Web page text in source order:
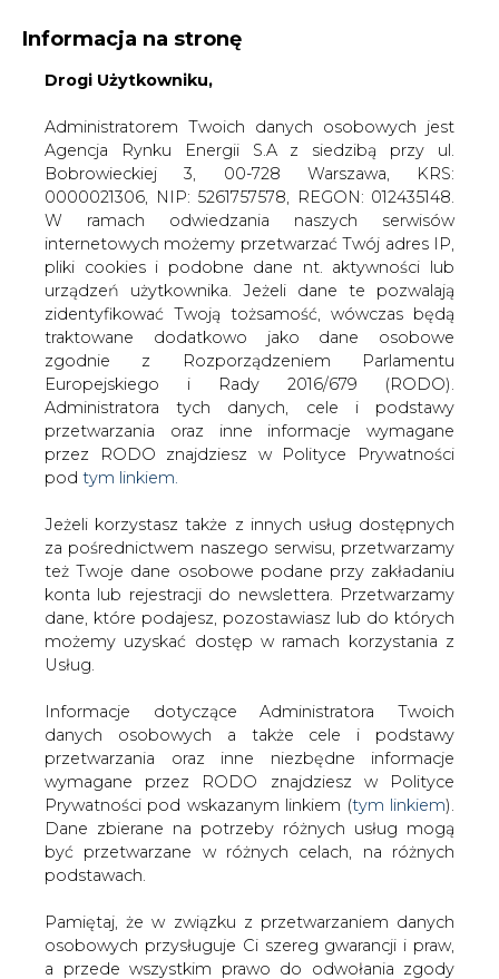
KONTAKT:
WYDAWCA PORTALU:
WYSOKI KONTRAST WIELKOŚĆ TEKSTU A A
ZALOGUJ SIĘ
WŁĄCZ CIRE.TV
Informacja na stronę
Drogi Użytkowniku,
Administratorem Twoich danych osobowych jest
Agencja Rynku Energii S.A z siedzibą przy ul.
Bobrowieckiej 3, 00-728 Warszawa, KRS:
0000021306, NIP: 5261757578, REGON: 012435148.
W ramach odwiedzania naszych serwisów
internetowych możemy przetwarzać Twój adres IP,
pliki cookies i podobne dane nt. aktywności lub
urządzeń użytkownika. Jeżeli dane te pozwalają
zidentyfikować Twoją tożsamość, wówczas będą
traktowane dodatkowo jako dane osobowe
zgodnie z Rozporządzeniem Parlamentu
Europejskiego i Rady 2016/679 (RODO).
Administratora tych danych, cele i podstawy
przetwarzania oraz inne informacje wymagane
przez RODO znajdziesz w Polityce Prywatności
pod tym linkiem.
Jeżeli korzystasz także z innych usług dostępnych
za pośrednictwem naszego serwisu, przetwarzamy
też Twoje dane osobowe podane przy zakładaniu
konta lub rejestracji do newslettera. Przetwarzamy
dane, które podajesz, pozostawiasz lub do których
możemy uzyskać dostęp w ramach korzystania z
Usług.
Informacje dotyczące Administratora Twoich
danych osobowych a także cele i podstawy
przetwarzania oraz inne niezbędne informacje
wymagane przez RODO znajdziesz w Polityce
Prywatności pod wskazanym linkiem (tym linkiem).
Dane zbierane na potrzeby różnych usług mogą
być przetwarzane w różnych celach, na różnych
podstawach.
Pamiętaj, że w związku z przetwarzaniem danych
osobowych przysługuje Ci szereg gwarancji i praw,
a przede wszystkim prawo do odwołania zgody
Strona główna RYNEK GAZU
Agencja
Moody&#8217;s znów obniża rating Gazpromu, Łukoila i
Rosnieftu
drukuj
skomentuj
udostępnij
Agencja Moody&#8217;s znów